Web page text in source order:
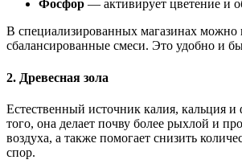
Фосфор — активирует цветение и
В специализированных магазинах можно
сбалансированные смеси. Это удобно и
2. Древесная зола
Естественный источник калия, кальция
того, она делает почву более рыхлой и
воздуха, а также помогает снизить
спор.